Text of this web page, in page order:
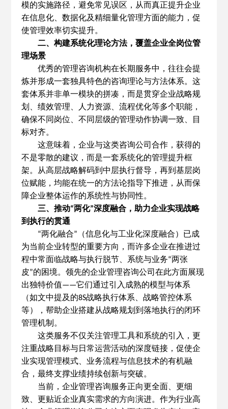
模的实施路径，避免常见误区，从而真正提升企业
在信息化、数据化及精细量化管理方面的能力，促
使管理效率切实提升。
二、构建系统化理论方法，覆盖企业全岗位管
理场景
优秀的管理咨询机构在长期服务中，往往会提
炼并形成一套独具特色的咨询理论与方法体系。这
套体系并非单一模块的拼凑，而是贯穿企业战略规
划、绩效管理、人力资源、流程优化等多个职能，
确保不同岗位、不同层级的管理动作协调一致、目
标对齐。
这意味着，企业与这类咨询公司合作，获得的
不是零散的建议，而是一套系统化的管理提升框
架。从高层战略解码到中层执行督导，再到基层岗
位赋能，均能在统一的方法论指导下推进，从而保
障企业整体运作的系统性与协同性。
三、推动“两化”深度融合，助力企业实现战略
到执行的贯通
“两化融合”
（信息化与工业化深度融合）已成
为当前企业转型的重要方向，而许多企业在推进过
程中常面临战略与执行脱节、系统与业务“两张
皮”的困境。领先的企业管理咨询公司在此方面展现
出独特价值——它们通过引入成熟的模型与体系
（如文中提及的8S战略执行体系、战略管控体系
等），帮助企业搭建从战略规划到落地执行的闭环
管理机制。
这类服务不仅关注管理工具和系统的引入，更
注重战略目标与日常运营活动的深度链接，促使企
业实现管理模式、业务流程与信息技术的有机融
合，最终支撑业绩持续创新与突破。
当前，企业管理咨询服务正向更全面、更细
致、更贴近企业真实需求的方向演进。作为行业高